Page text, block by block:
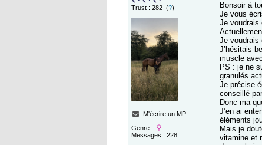
Trust : 282 (?)
M'écrire un MP
Genre :
Messages : 228
Bonsoir à
Je vous
Je voudrais
Je voudrais
J’hésitais
muscle
PS : je ne
granulés
Je précise
conseillé
Donc ma
J’en ai
éléments
Mais je
vitamine et